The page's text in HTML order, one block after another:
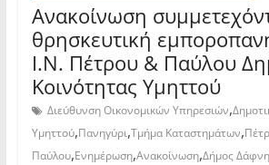
Ανακοίνωση
θρησκευτική
Ι.Ν. Πέτρου & Παύλου
Κοινότητας Υμηττού
Διεύθυνση Οικονομικών Υπηρεσιών,
Υμηττού,Πανηγύρι,Τμήμα Καταστημάτων,
Παύλου,Ενημέρωση,Ανακοίνωση,Δήμος